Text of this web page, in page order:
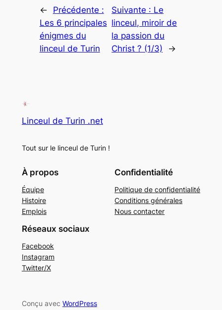
←
Précédente :
Les 6 principales
énigmes du
linceul de Turin
Suivante : Le
linceul, miroir de
la passion du
Christ ? (1/3)
→
Linceul de Turin .net
Tout sur le linceul de Turin !
À propos
Équipe
Histoire
Emplois
Confidentialité
Politique de confidentialité
Conditions générales
Nous contacter
Réseaux sociaux
Facebook
Instagram
Twitter/X
Conçu avec WordPress